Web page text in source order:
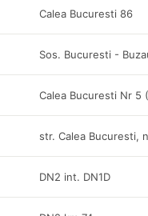
Calea Bucuresti 86
Sos. Bucuresti -
Calea Bucuresti Nr 5
str. Calea Bucuresti,
DN2 int. DN1D